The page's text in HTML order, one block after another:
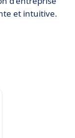
et intuitive.